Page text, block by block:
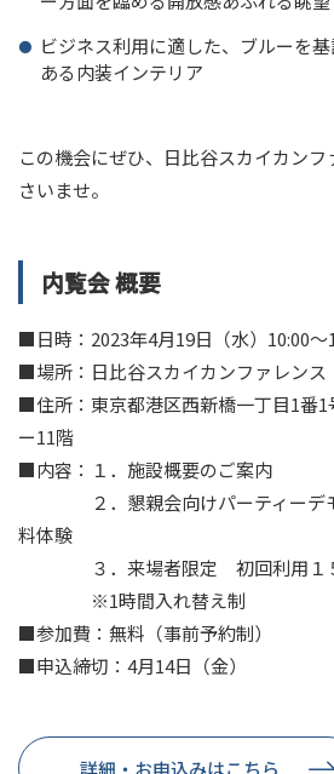
ビジネス利用に適した、ブルーを
ある内装インテリア
この機会にぜひ、日比谷スカイカン
さいませ。
内覧会 概要
■日時：2023年4月19日（水）10:00～
■場所：日比谷スカイカンファレンス
■住所：東京都港区西新橋一丁目1番1
ー11階
■内容：１．施設概要のご案内
２．懇親会向けパーティーデモ
料体験
３．来場者限定 初回利用１５
※1時間入れ替え制
■参加費：無料（事前予約制）
■申込締切：4月14日（金）
詳細・お申込みはこちら